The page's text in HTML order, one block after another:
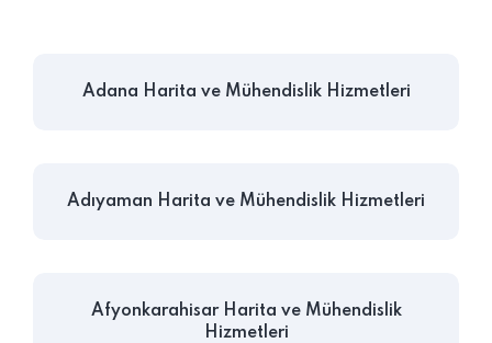
Adana Harita ve Mühendislik Hizmetleri
Adıyaman Harita ve Mühendislik Hizmetleri
Afyonkarahisar Harita ve Mühendislik
Hizmetleri